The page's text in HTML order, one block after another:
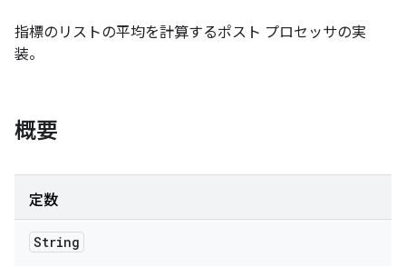
指標のリストの平均を計算するポスト プロセッサの実
装。
概要
定数
String